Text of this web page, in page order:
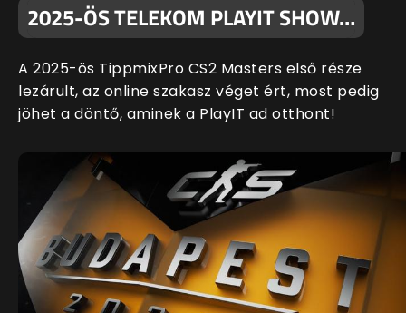
2025-ÖS TELEKOM PLAYIT SHOW…
A 2025-ös TippmixPro CS2 Masters első része
lezárult, az online szakasz véget ért, most pedig
jöhet a döntő, aminek a PlayIT ad otthont!